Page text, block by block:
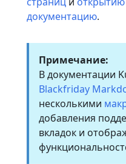
документацию.
Примечание:
В документации
Blackfriday
несколькими
добавления
вкладок и